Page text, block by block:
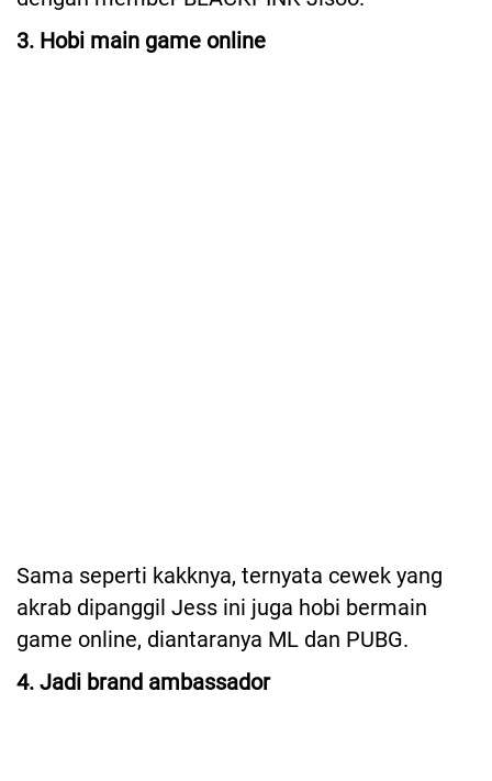
3. Hobi main game online
Sama seperti kakknya, ternyata cewek yang
akrab dipanggil Jess ini juga hobi bermain
game online, diantaranya ML dan PUBG.
4. Jadi brand ambassador